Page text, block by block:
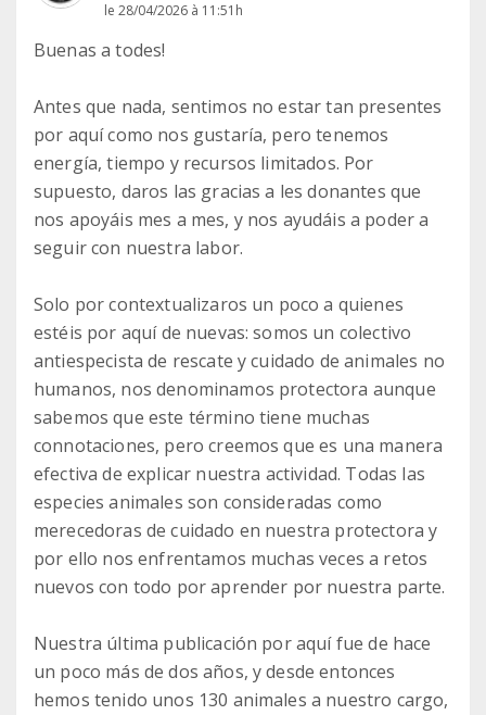
le 28/04/2026 à 11:51h
Buenas a todes!
Antes que nada, sentimos no estar tan presentes
por aquí como nos gustaría, pero tenemos
energía, tiempo y recursos limitados. Por
supuesto, daros las gracias a les donantes que
nos apoyáis mes a mes, y nos ayudáis a poder a
seguir con nuestra labor.
Solo por contextualizaros un poco a quienes
estéis por aquí de nuevas: somos un colectivo
antiespecista de rescate y cuidado de animales no
humanos, nos denominamos protectora aunque
sabemos que este término tiene muchas
connotaciones, pero creemos que es una manera
efectiva de explicar nuestra actividad. Todas las
especies animales son consideradas como
merecedoras de cuidado en nuestra protectora y
por ello nos enfrentamos muchas veces a retos
nuevos con todo por aprender por nuestra parte.
Nuestra última publicación por aquí fue de hace
un poco más de dos años, y desde entonces
hemos tenido unos 130 animales a nuestro cargo,